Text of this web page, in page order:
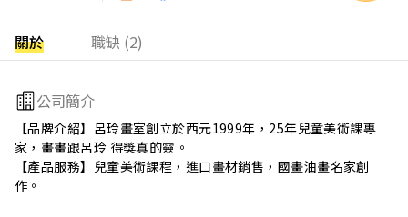
關於 職缺 (2)
公司簡介
【品牌介紹】呂玲畫室創立於西元1999年，25年兒童美術課專
家，畫畫跟呂玲 得獎真的靈。
【產品服務】兒童美術課程，進口畫材銷售，國畫油畫名家創
作。